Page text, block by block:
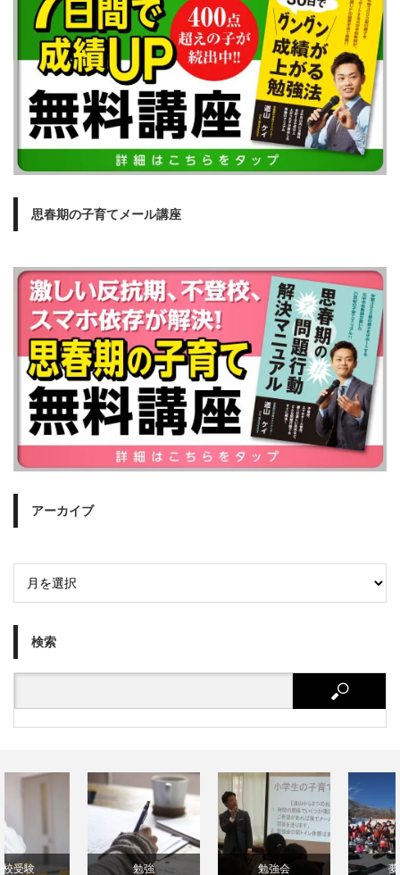
思春期の子育てメール講座
アーカイブ
検索
勉強